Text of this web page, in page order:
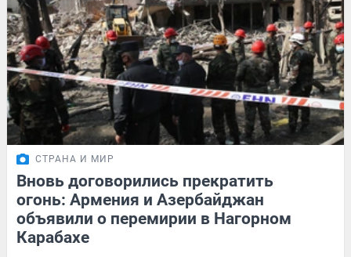
СТРАНА И МИР
Вновь договорились прекратить
огонь: Армения и Азербайджан
объявили о перемирии в Нагорном
Карабахе